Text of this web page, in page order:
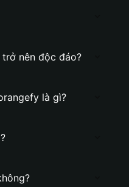
nên độc đáo?
là gì?